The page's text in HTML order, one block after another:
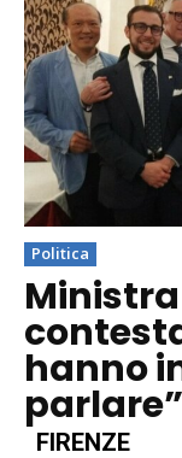
Politica
hanno
parlare”
FIRENZE